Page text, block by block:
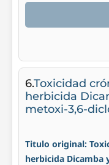
6.Toxicidad
herbicida
metoxi-3,6-
Titulo original:
herbicida Dicamba